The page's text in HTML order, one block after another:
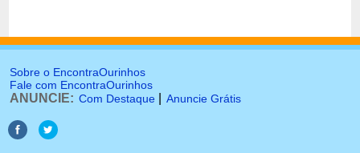
Sobre o EncontraOurinhos
Fale com EncontraOurinhos
ANUNCIE: Com Destaque Anuncie Grátis